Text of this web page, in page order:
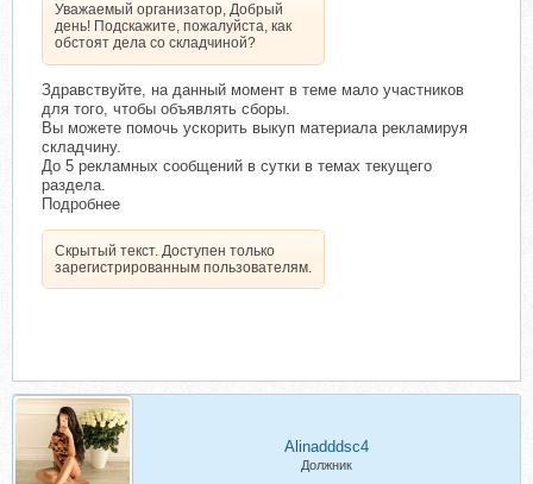
Уважаемый организатор, Добрый
день! Подскажите, пожалуйста, как
обстоят дела со складчиной?
Здравствуйте, на данный момент в теме мало участников
для того, чтобы объявлять сборы.
Вы можете помочь ускорить выкуп материала рекламируя
складчину.
До 5 рекламных сообщений в сутки в темах текущего
раздела.
Подробнее
Скрытый текст. Доступен только
зарегистрированным пользователям.
Alinadddsc4
Должник